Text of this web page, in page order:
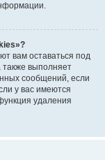
вам оставаться под
выполняет
сообщений, если
у вас имеются
удаления